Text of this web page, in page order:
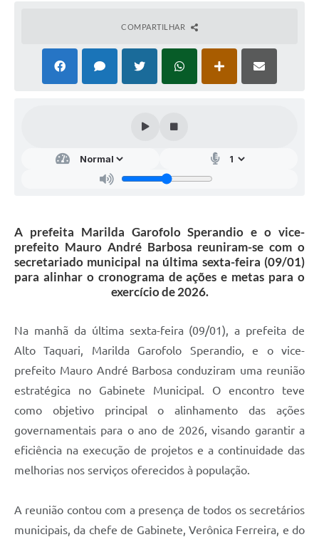
COMPARTILHAR
A prefeita Marilda Garofolo Sperandio e o vice-
prefeito Mauro André Barbosa reuniram-se com o
secretariado municipal na última sexta-feira (09/01)
para alinhar o cronograma de ações e metas para o
exercício de 2026.
Na manhã da última sexta-feira (09/01), a prefeita de
Alto Taquari, Marilda Garofolo Sperandio, e o vice-
prefeito Mauro André Barbosa conduziram uma reunião
estratégica no Gabinete Municipal. O encontro teve
como objetivo principal o alinhamento das ações
governamentais para o ano de 2026, visando garantir a
eficiência na execução de projetos e a continuidade das
melhorias nos serviços oferecidos à população.
A reunião contou com a presença de todos os secretários
municipais, da chefe de Gabinete, Verônica Ferreira, e do